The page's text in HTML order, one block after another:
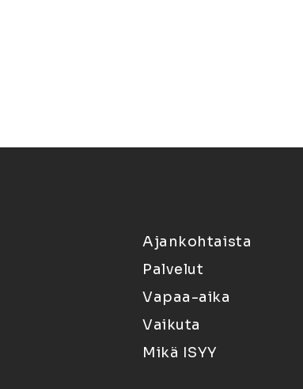
Ajankohtaista
Palvelut
Vapaa-aika
Vaikuta
Mikä ISYY